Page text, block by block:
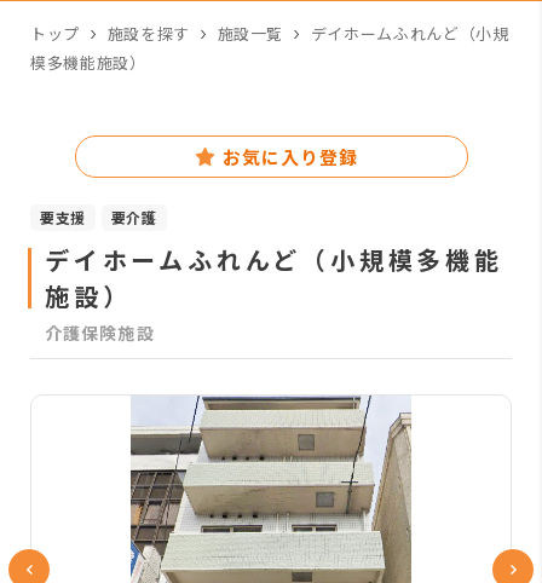
トップ 施設を探す 施設一覧
デイホームふれんど（小規
模多機能施設）
お気に入り登録
要支援 要介護
デイホームふれんど（小規模多機能
施設）
介護保険施設